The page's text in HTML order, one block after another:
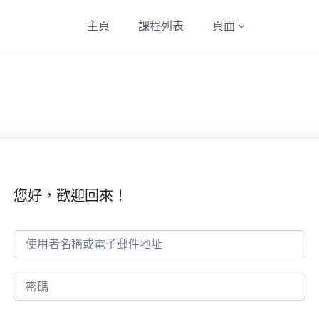
主頁 課程列表 頁面
您好，歡迎回來！